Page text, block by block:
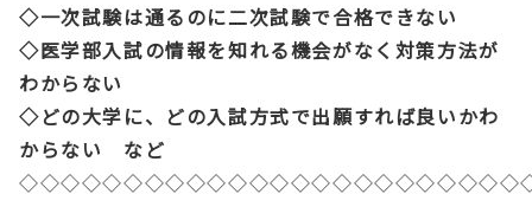
◇一次試験は通るのに二次試験で合格できない
◇医学部入試の情報を知れる機会がなく対策方法が
わからない
◇どの大学に、どの入試方式で出願すれば良いかわ
からない など